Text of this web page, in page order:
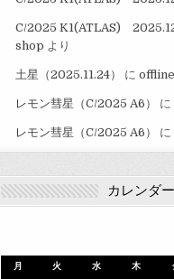
C/2025 K1(ATLAS)
shop より
土星（2025.11.24） に offline
レモン彗星（C/2025 A6） に
レモン彗星（C/2025 A6） に
カレンダー
月 火 水 木